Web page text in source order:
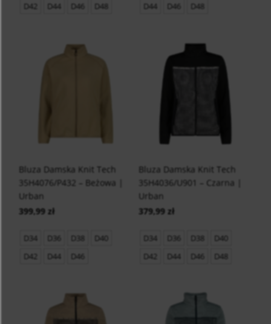
D42 D44 D46 D48 D44 D46 D48
Bluza Damska Knit Tech
35H4076/P432 – Beżowa |
Urban
399,99 zł
D34 D36 D38
D40
D42
D44 D46
Bluza Damska Knit Tech
35H4036/U901 – Czarna |
Urban
379,99 zł
D34 D36 D38
D40
D42
D44 D46 D48